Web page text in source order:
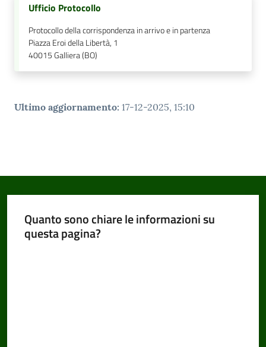
Ufficio Protocollo
Protocollo della corrispondenza in arrivo e in partenza
Piazza Eroi della Libertà, 1
40015Galliera (BO)
Ultimo aggiornamento: 17-12-2025, 15:10
Quanto sono chiare le informazioni su
questa pagina?